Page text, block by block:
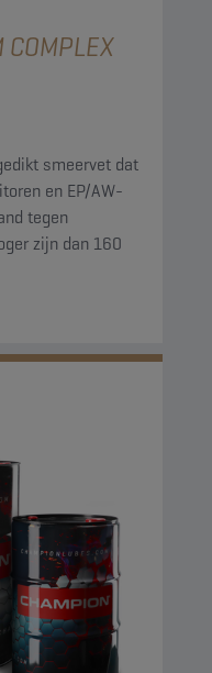
COMPLEX
smeervet dat
en EP/AW-
tegen
zijn dan 160